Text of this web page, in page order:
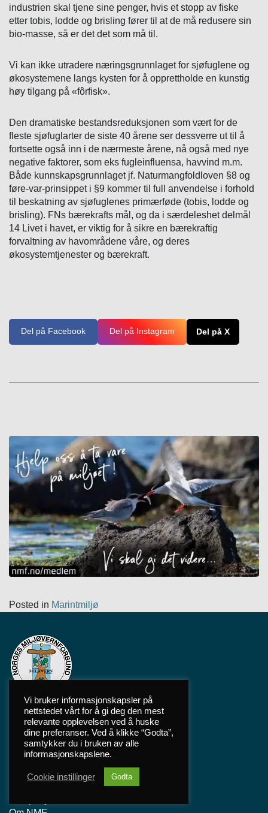
industrien skal tjene sine penger, hvis et stopp av fiske
etter tobis, lodde og brisling fører til at de må redusere sin
bio-masse, så er det det som må til.
Vi kan ikke utradere næringsgrunnlaget for sjøfuglene og
økosystemene langs kysten for å opprettholde en kunstig
høy tilgang på «fôrfisk».
Den dramatiske bestandsreduksjonen som vært for de
fleste sjøfuglarter de siste 40 årene ser dessverre ut til å
fortsette også inn i de nærmeste årene, nå også med nye
negative faktorer, som eks fugleinfluensa, havvind m.m.
Både kunnskapsgrunnlaget jf. Naturmangfoldloven §8 og
føre-var-prinsippet i §9 kommer til full anvendelse i forhold
til beskatning av sjøfuglenes primærføde (tobis, lodde og
brisling). FNs bærekrafts mål, og da i særdeleshet delmål
14 Livet i havet, er viktig for å sikre en bærekraftig
forvaltning av havområdene våre, og deres
økosystemtjenester og bærekraft.
Del på Facebook Del på Instagram Del på X
Posted in Marintmiljø
Sidekart
Hjem
Vi bruker informasjonskapsler på
nettstedet vårt for å gi deg den mest
relevante opplevelsen ved å huske
dine preferanser. Ved å klikke “Godta”,
samtykker du i bruken av alle
informasjonskapslene.
Cookie instillinger Godta